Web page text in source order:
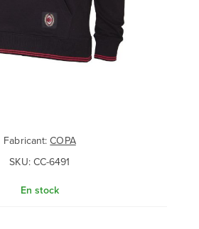
Fabricant: COPA
SKU: CC-6491
En stock